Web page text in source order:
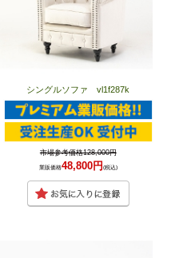
シングルソファ vl1f287k
市場参考価格128,000円
業販価格48,800円(税込)